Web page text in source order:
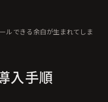
ルできる余白が生まれてしま
入手順